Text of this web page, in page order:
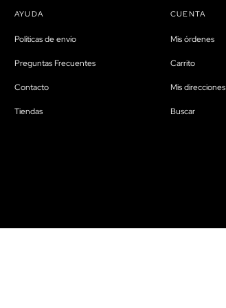
AYUDA
Políticas de envío
Preguntas Frecuentes
Contacto
Tiendas
CUENTA
Mis órdenes
Carrito
Mis direcciones
Buscar